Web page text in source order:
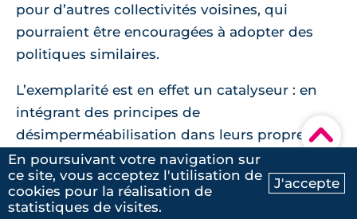
Ma recherche Contactez-nous
▾
pour d’autres collectivités voisines, qui
pourraient être encouragées à adopter des
politiques similaires.
L’exemplarité est en effet un catalyseur : en
intégrant des principes de
désimperméabilisation dans leurs propres
projets d’aménagement, les administrations
locales montrent l'exemple et encouragent les
autres acteurs, comme les promoteurs privés,
En poursuivant votre navigation sur
ce site, vous acceptez l'utilisation de
cookies pour la réalisation de
statistiques de visites.
J'accepte